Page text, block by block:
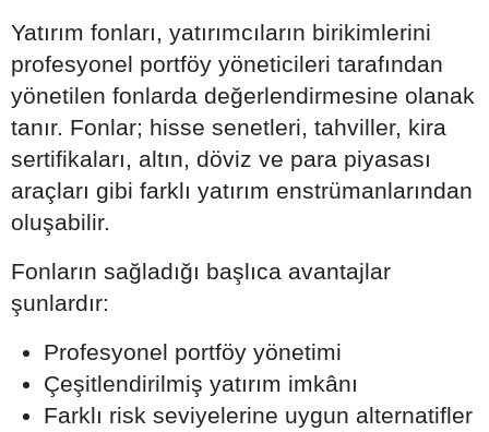
Yatırım fonları, yatırımcıların birikimlerini
profesyonel portföy yöneticileri tarafından
yönetilen fonlarda değerlendirmesine olanak
tanır. Fonlar; hisse senetleri, tahviller, kira
sertifikaları, altın, döviz ve para piyasası
araçları gibi farklı yatırım enstrümanlarından
oluşabilir.
Fonların sağladığı başlıca avantajlar
şunlardır:
Profesyonel portföy yönetimi
Çeşitlendirilmiş yatırım imkânı
Farklı risk seviyelerine uygun alternatifler